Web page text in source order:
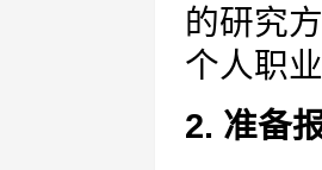
的研究
个人职
2. 准备